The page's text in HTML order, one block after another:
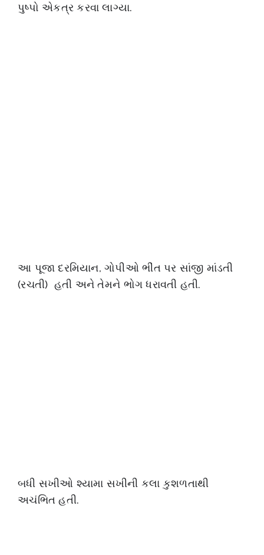
પુષ્પો એકત્ર કરવા લાગ્યા.
આ પૂજા દરમિયાન, ગોપીઓ ભીંત પર સાંજી માંડતી
(રચતી) હતી અને તેમને ભોગ ધરાવતી હતી.
બધી સખીઓ શ્યામા સખીની કલા કુશળતાથી
અચંભિત હતી.